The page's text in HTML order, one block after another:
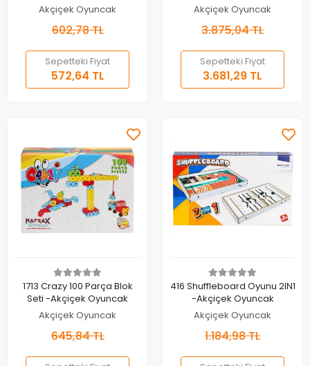
Akçiçek Oyuncak
602,78 TL
Sepetteki Fiyat
572,64 TL
Akçiçek Oyuncak
3.875,04 TL
Sepetteki Fiyat
3.681,29 TL
Sepete Ekle
1713 Crazy 100 Parça Blok
Seti -Akçiçek Oyuncak
Akçiçek Oyuncak
645,84 TL
Sepete Ekle
416 Shuffleboard Oyunu 2IN1
-Akçiçek Oyuncak
Akçiçek Oyuncak
1.184,98 TL